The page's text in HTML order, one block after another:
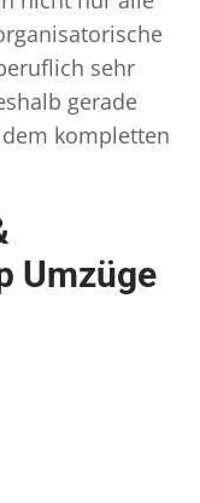
sehr
gerade
kompletten
Umzüge